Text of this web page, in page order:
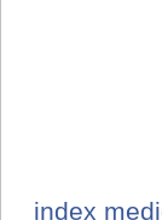
index